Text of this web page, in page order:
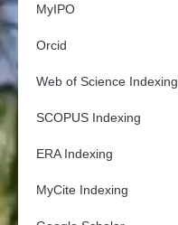
MyIPO
Orcid
Web of Science Indexing
SCOPUS Indexing
ERA Indexing
MyCite Indexing